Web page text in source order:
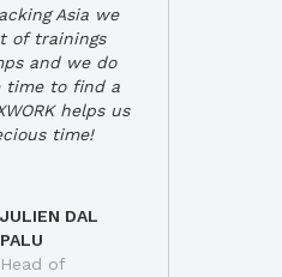
Asia we
of trainings
and we do
time to find a
helps us
time!
JULIEN DAL
PALU
Head of